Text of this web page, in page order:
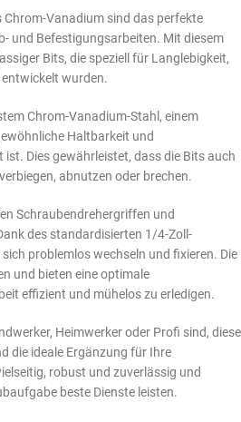
Vanadium sind das perfekte
und Befestigungsarbeiten. Mit diesem
Bits, die speziell für Langlebigkeit,
wurden.
Chrom-Vanadium-Stahl, einem
Haltbarkeit und
Dies gewährleistet, dass die Bits auch
abnutzen oder brechen.
Schraubendrehergriffen und
des standardisierten 1/4-Zoll-
problemlos wechseln und fixieren. Die
und bieten eine optimale
effizient und mühelos zu erledigen.
Heimwerker oder Profi sind, diese
die ideale Ergänzung für Ihre
robust und zuverlässig und
beste Dienste leisten.